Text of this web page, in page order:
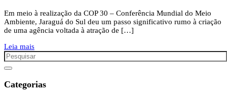
Em meio à realização da COP 30 – Conferência Mundial do Meio
Ambiente, Jaraguá do Sul deu um passo significativo rumo à criação
de uma agência voltada à atração de […]
Leia mais
Categorias